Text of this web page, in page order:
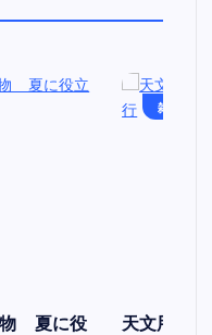
物 夏に役
雑学・そ
天文用語